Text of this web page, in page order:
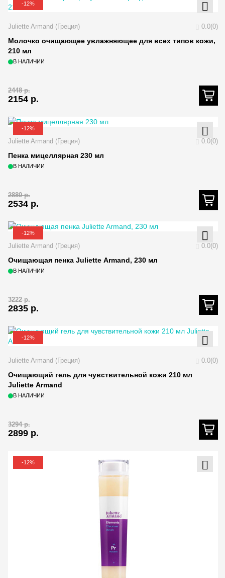
-12%
Juliette Armand (Греция) 0.0(0)
Молочко очищающее увлажняющее для всех типов кожи,
210 мл
В НАЛИЧИИ
2154 р.
2448 р.
-12%
Juliette Armand (Греция) 0.0(0)
Пенка мицеллярная 230 мл
В НАЛИЧИИ
2534 р.
2880 р.
-12%
Juliette Armand (Греция) 0.0(0)
Очищающая пенка Juliette Armand, 230 мл
В НАЛИЧИИ
2835 р.
3222 р.
-12%
Juliette Armand (Греция) 0.0(0)
Очищающий гель для чувствительной кожи 210 мл
Juliette Armand
В НАЛИЧИИ
2899 р.
3294 р.
-12%